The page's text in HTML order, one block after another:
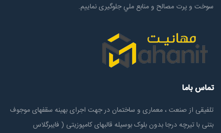
سوخت و پرت مصالح و منابع ملي جلوگیری نماییم.
تماس باما
تلفیقی از صنعت ، معماری و ساختمان در جهت اجرای بهینه سقفهای موجوف
بتنی با تیرچه درجا بدون بلوک بوسیله قالبهای کامپوزیتی ( فایبرگلاس